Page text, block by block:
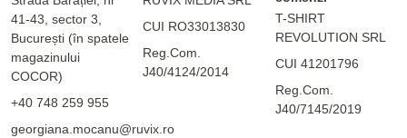
41-43, sector 3,
București (în spatele
magazinului
COCOR)
+40 748 259 955
georgiana.mocanu@ruvix.ro
CUI RO33013830
Reg.Com.
J40/4124/2014
T-SHIRT
REVOLUTION SRL
CUI 41201796
Reg.Com.
J40/7145/2019